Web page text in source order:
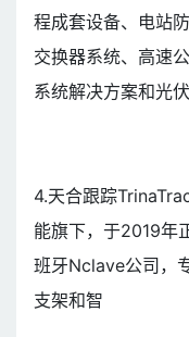
程成套设备、电站
交换器系统、高速
系统解决方案和光
4.天合跟踪
能旗下，于2019年
班牙Nclave公司，
支架和智